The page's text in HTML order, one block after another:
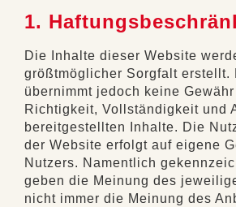
1.
Die Inhalte dieser Website
größtmöglicher Sorgfalt erstellt.
übernimmt jedoch keine
Richtigkeit, Vollständigkeit und
bereitgestellten Inhalte. Die
der Website erfolgt auf eigene
Nutzers. Namentlich
geben die Meinung des
nicht immer die Meinung des